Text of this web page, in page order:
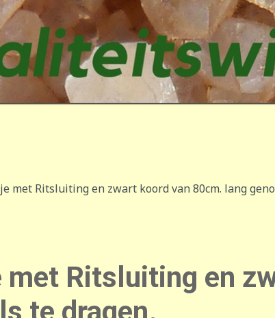
met Ritsluiting en zwart koord van 80cm. lang
met Ritsluiting en